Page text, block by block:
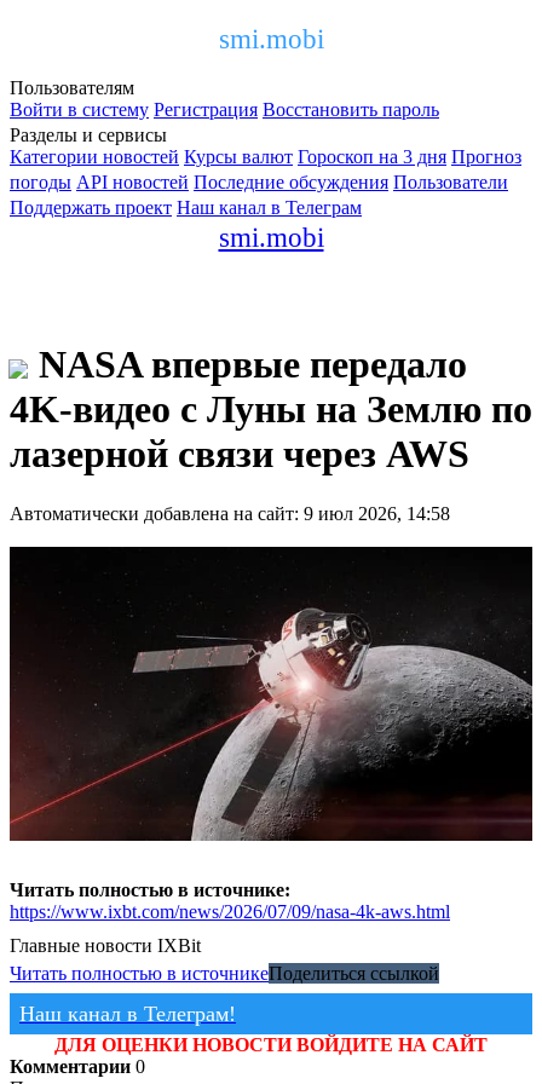
smi.mobi
Пользователям
Войти в систему Регистрация Восстановить пароль
Разделы и сервисы
Категории новостей Курсы валют Гороскоп на 3 дня Прогноз
погоды API новостей Последние обсуждения Пользователи
Поддержать проект Наш канал в Телеграм
smi.mobi
NASA впервые передало
4K-видео с Луны на Землю по
лазерной связи через AWS
Автоматически добавлена на сайт: 9 июл 2026, 14:58
Читать полностью в источнике:
https://www.ixbt.com/news/2026/07/09/nasa-4k-aws.html
Главные новости IXBit
Читать полностью в источникеПоделиться ссылкой
Наш канал в Телеграм!
ДЛЯ ОЦЕНКИ НОВОСТИ ВОЙДИТЕ НА САЙТ
Комментарии 0